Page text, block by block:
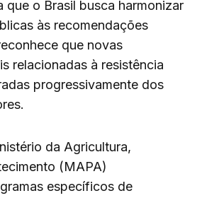
que o Brasil busca harmonizar
às recomendações
que novas
relacionadas à resistência
progressivamente dos
da Agricultura,
(MAPA)
específicos de